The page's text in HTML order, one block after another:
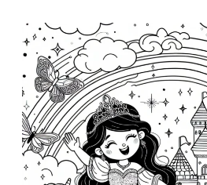
u
b
l
i
c
a
t
i
o
n